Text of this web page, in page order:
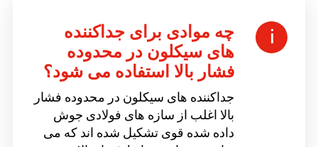
چه موادی برای جداکننده
های سیکلون در محدوده
فشار بالا استفاده می شود؟
جداکننده های سیکلون در محدوده فشار
بالا اغلب از سازه های فولادی جوش
داده شده قوی تشکیل شده اند که می